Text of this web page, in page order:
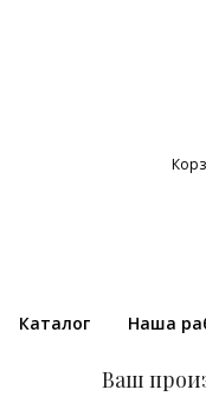
Каталог Наша
Ваш